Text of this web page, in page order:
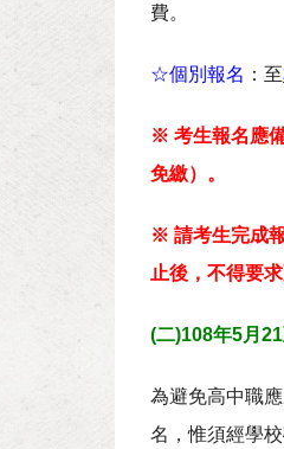
費。
☆個別報名 ：至
※ 考生報名應
免繳）。
※ 請考生完成
止後，不得要求
(二)108年5月
為避免高中職
名，惟須經學